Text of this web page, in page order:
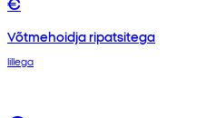
Võtmehoidja ripatsitega
lillega